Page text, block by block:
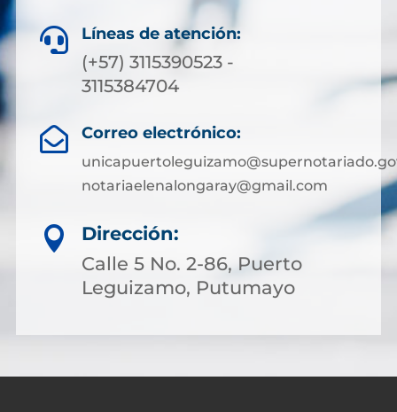
 Líneas de atención:
(+57) 3115390523 -
3115384704
 Correo electrónico:
notariaelenalongaray@gmail.com

Dirección:
Calle 5 No. 2-86, Puerto
Leguizamo, Putumayo